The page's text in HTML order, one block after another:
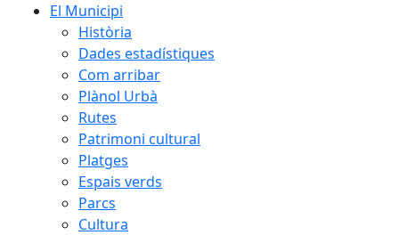
El Municipi
Història
Dades estadístiques
Com arribar
Plànol Urbà
Rutes
Patrimoni cultural
Platges
Espais verds
Parcs
Cultura